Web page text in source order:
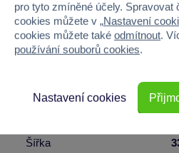
Licence
Věk od
Šířka
pro tyto zmíněné účely. Spravovat
cookies můžete v „Nastavení
cookies můžete také odmítnout.
používání souborů cookies.
Nastavení cookies